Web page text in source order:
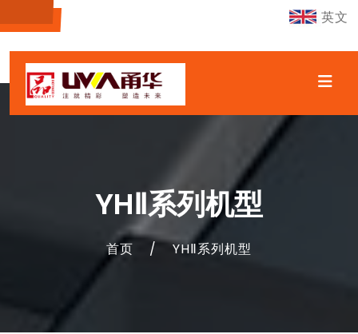
英文
YHⅡ系列机型
首页 / YHⅡ系列机型